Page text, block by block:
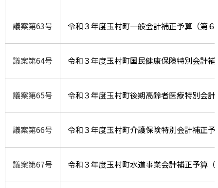
議案第63号 令和３年度玉村町一般会計補正予算（第６
議案第64号 令和３年度玉村町国民健康保険特別会計
議案第65号 令和３年度玉村町後期高齢者医療特別会
議案第66号 令和３年度玉村町介護保険特別会計補正
議案第67号 令和３年度玉村町水道事業会計補正予算